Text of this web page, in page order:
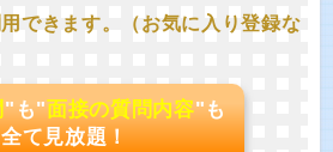
できます。（お気に入り登録な
"も"面接の質問内容"も
全て見放題！